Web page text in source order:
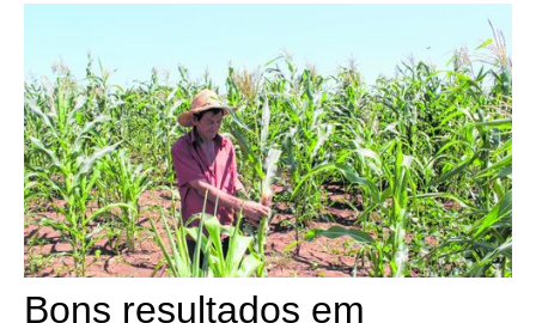
Bons resultados em